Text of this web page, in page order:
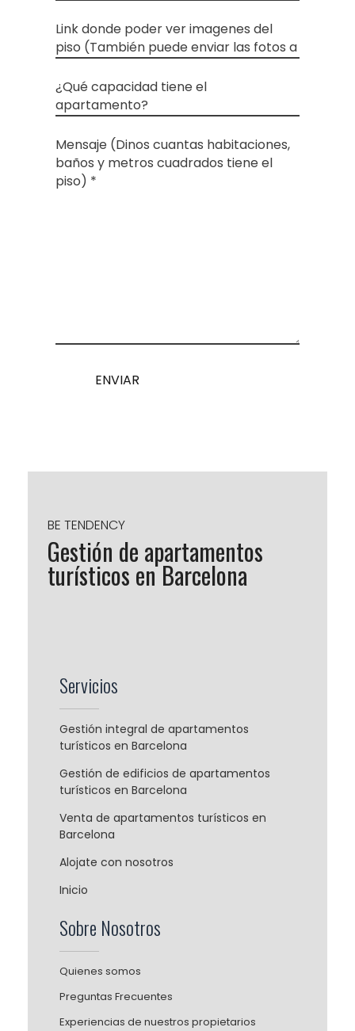
Link donde poder ver imagenes del
piso (También puede enviar las fotos a
¿Qué capacidad tiene el
apartamento?
Mensaje (Dinos cuantas habitaciones,
baños y metros cuadrados tiene el
piso) *
BE TENDENCY
Gestión de apartamentos
turísticos en Barcelona
Servicios
Gestión integral de apartamentos
turísticos en Barcelona
Gestión de edificios de apartamentos
turísticos en Barcelona
Venta de apartamentos turísticos en
Barcelona
Alojate con nosotros
Inicio
Sobre Nosotros
Quienes somos
Preguntas Frecuentes
Experiencias de nuestros propietarios